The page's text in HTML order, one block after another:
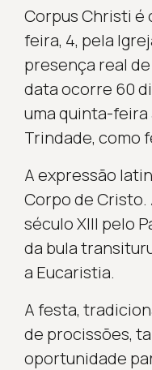
Corpus Christi
feira, 4, pela
presença real
data ocorre 60
uma quinta-feira
Trindade, como
A expressão
Corpo de
século XIII pelo
da bula
a Eucaristia.
A festa,
de procissões,
oportunidade